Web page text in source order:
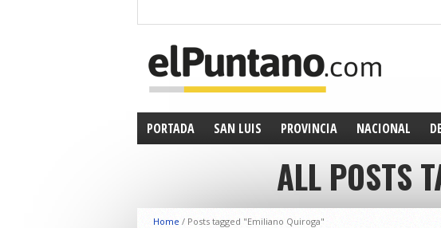
PORTADA SAN LUIS PROVINCIA NACIONAL
ALL POSTS
Home / Posts tagged "Emiliano Quiroga"